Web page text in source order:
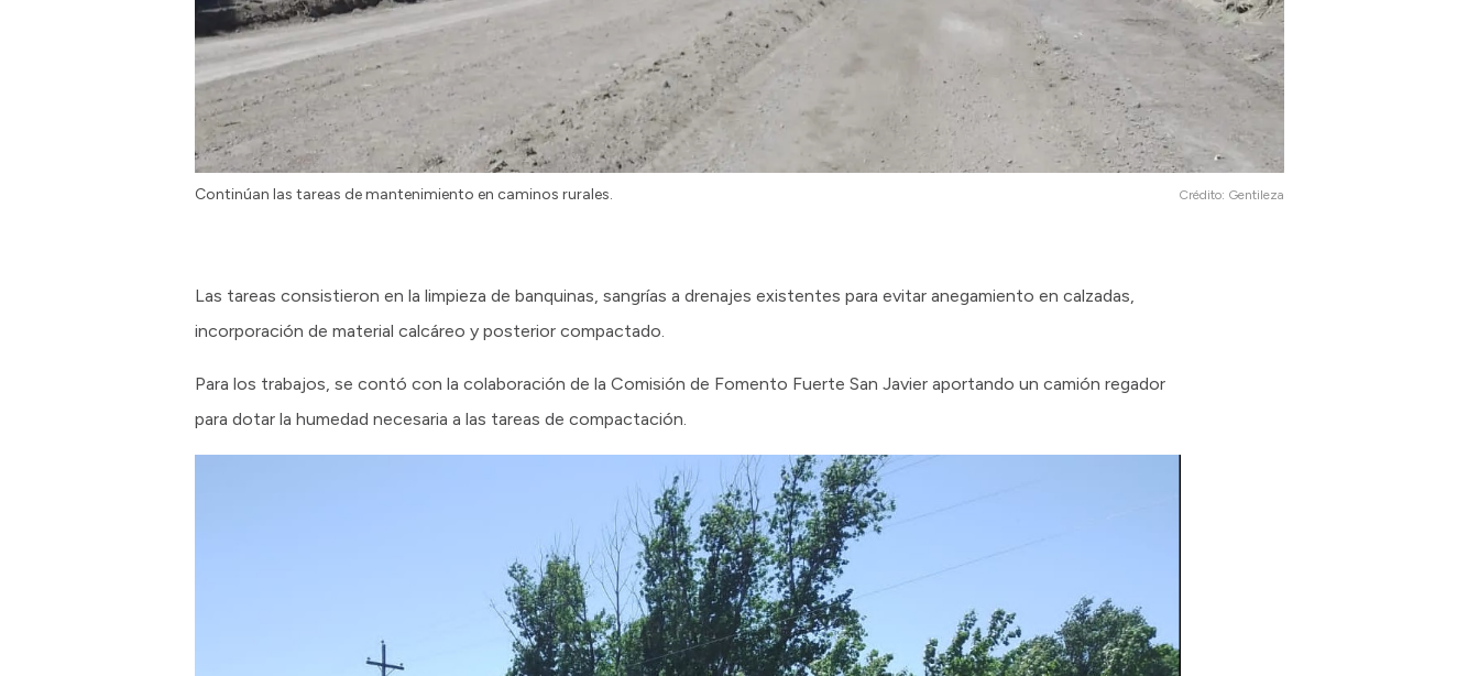
Continúan las tareas de mantenimiento en caminos rurales. Crédito: Gentileza
Las tareas consistieron en la limpieza de banquinas, sangrías a drenajes existentes para evitar anegamiento en calzadas,
incorporación de material calcáreo y posterior compactado.
Para los trabajos, se contó con la colaboración de la Comisión de Fomento Fuerte San Javier aportando un camión regador
para dotar la humedad necesaria a las tareas de compactación.